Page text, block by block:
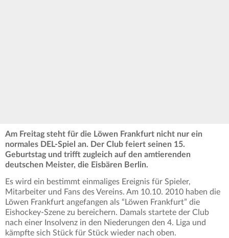
Am Freitag steht für die Löwen Frankfurt nicht nur ein
normales DEL-Spiel an. Der Club feiert seinen 15.
Geburtstag und trifft zugleich auf den amtierenden
deutschen Meister, die Eisbären Berlin.
Es wird ein bestimmt einmaliges Ereignis für Spieler,
Mitarbeiter und Fans des Vereins. Am 10.10. 2010 haben die
Löwen Frankfurt angefangen als “Löwen Frankfurt” die
Eishockey-Szene zu bereichern. Damals startete der Club
nach einer Insolvenz in den Niederungen den 4. Liga und
kämpfte sich Stück für Stück wieder nach oben.